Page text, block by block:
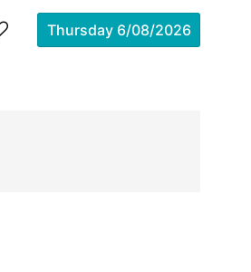
Thursday 6/08/2026